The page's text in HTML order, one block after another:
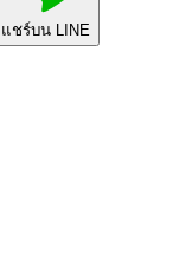
แชร์บน LINE